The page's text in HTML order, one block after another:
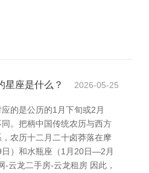
星座是什么？ 2026-05-25
的是公历的1月下旬或2月
。把柄中国传统农历与西方
农历十二月二十卤莽落在摩
）和水瓶座（1月20日—2月
-云龙二手房-云龙租房 因此，